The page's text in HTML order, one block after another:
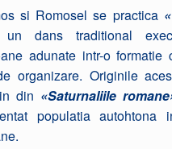
si Romosel se practica
dans traditional
adunate intr-o formatie
organizare. Originile
din «Saturnaliile
populatia autohtona